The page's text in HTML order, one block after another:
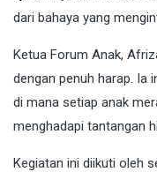
dari bahaya yang
Ketua Forum Anak,
dengan penuh harap. Ia
di mana setiap anak
menghadapi tantangan
Kegiatan ini diikuti oleh